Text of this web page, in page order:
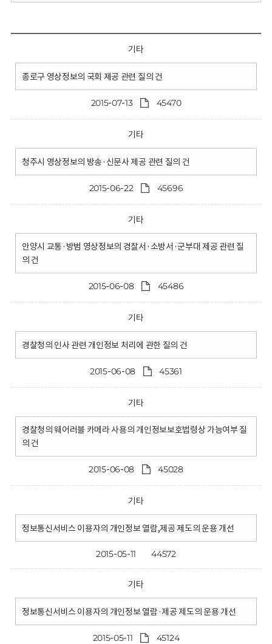
기타
종로구 영상정보의 국회 제공 관련 질의 건
2015-07-13 45470
기타
청주시 영상정보의 방송·신문사 제공 관련 질의 건
2015-06-22 45696
기타
안양시 교통·방범 영상정보의 경찰서·소방서·군부대 제공 관련 질
의 건
2015-06-08 45486
기타
경찰청의 인사 관련 개인정보 처리에 관한 질의 건
2015-06-08 45361
기타
경찰청의 웨어러블 카메라 사용의 개인정보보호법령상 가능여부 질
의 건
2015-06-08 45028
기타
정보통신서비스 이용자의 개인정보 열람,제공 제도의 운용 개선
2015-05-11 44572
기타
정보통신서비스 이용자의 개인정보 열람·제공 제도의 운용 개선
2015-05-11 45124